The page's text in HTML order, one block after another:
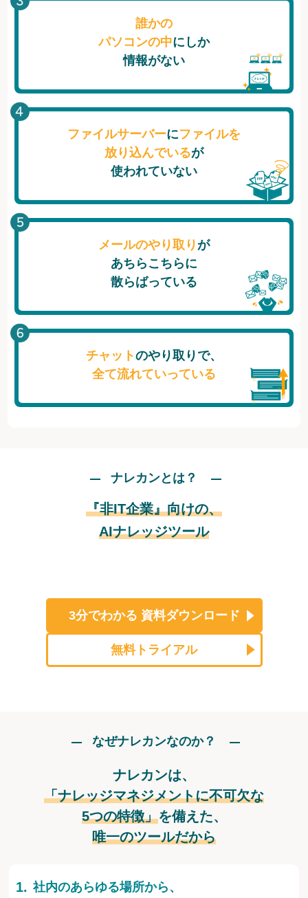
誰かの
パソコンの中にしか
情報がない
ファイルサーバーにファイルを
放り込んでいるが
使われていない
メールのやり取り が
あちらこちらに
散らばっている
チャットのやり取りで、
全て流れていっている
ナレカンとは？
『非IT企業』向けの、
AIナレッジツール
3分でわかる 資料ダウンロード
無料トライアル
なぜナレカンなのか？
ナレカンは、
「ナレッジマネジメントに不可欠な
5つの特徴」を備えた、
唯一のツールだから
社内のあらゆる場所から、